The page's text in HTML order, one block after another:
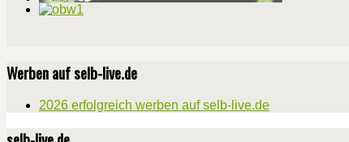
Werben auf selb-live.de
2026 erfolgreich werben auf selb-live.de